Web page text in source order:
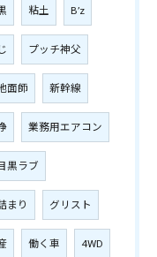
粘土 B’z
プッチ神父
面師 新幹線
業務用エアコン
黒ラブ
まり グリスト
働く車 4WD